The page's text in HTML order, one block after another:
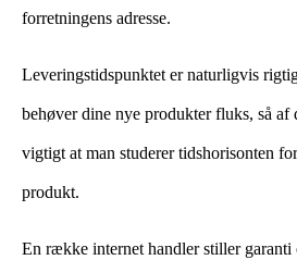
forretningens adresse.
Leveringstidspunktet er naturligvis
behøver dine nye produkter fluks, så af
vigtigt at man studerer tidshorisonten
produkt.
En række internet handler stiller garanti